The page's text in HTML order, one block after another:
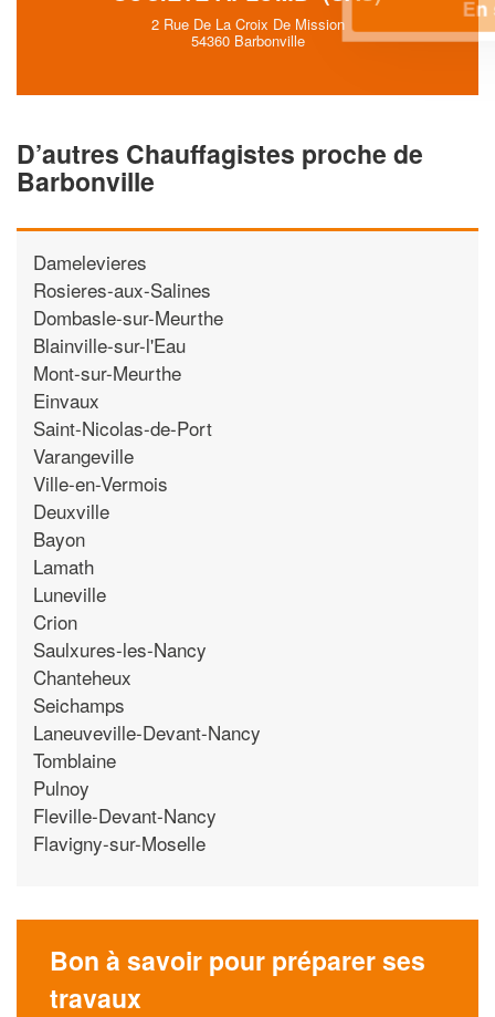
2 Rue De La Croix De Mission
54360 Barbonville
D’autres Chauffagistes proche de
Barbonville
Damelevieres
Rosieres-aux-Salines
Dombasle-sur-Meurthe
Blainville-sur-l'Eau
Mont-sur-Meurthe
Einvaux
Saint-Nicolas-de-Port
Varangeville
Ville-en-Vermois
Deuxville
Bayon
Lamath
Luneville
Crion
Saulxures-les-Nancy
Chanteheux
Seichamps
Laneuveville-Devant-Nancy
Tomblaine
Pulnoy
Fleville-Devant-Nancy
Flavigny-sur-Moselle
Bon à savoir pour préparer ses
travaux
En savoir plus